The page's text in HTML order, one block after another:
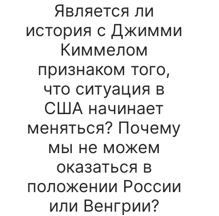
Является ли
история с Джимми
Киммелом
признаком того,
что ситуация в
США начинает
меняться? Почему
мы не можем
оказаться в
положении России
или Венгрии?